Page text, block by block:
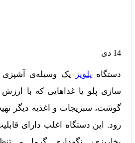
14 دی
دستگاه پلوپز
یک وسیله‌ی آشپزی
سازی پلو یا غذاهایی که با ارزش
گوشت، سبزیجات و اغذیه دیگر
رود. این دستگاه اغلب دارای